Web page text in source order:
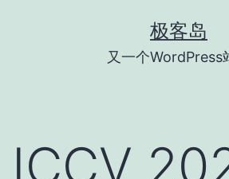
极客岛
又一个WordPress
ICCV